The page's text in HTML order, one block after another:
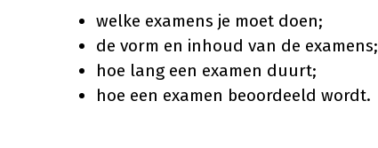
welke examens je moet doen;
de vorm en inhoud van de examens;
hoe lang een examen duurt;
hoe een examen beoordeeld wordt.